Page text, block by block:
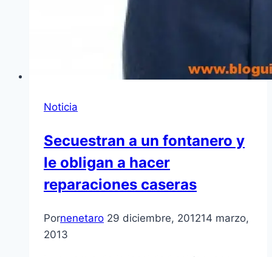
Noticia
Secuestran a un fontanero y
le obligan a hacer
reparaciones caseras
Pornenetaro 29 diciembre, 201214 marzo,
2013